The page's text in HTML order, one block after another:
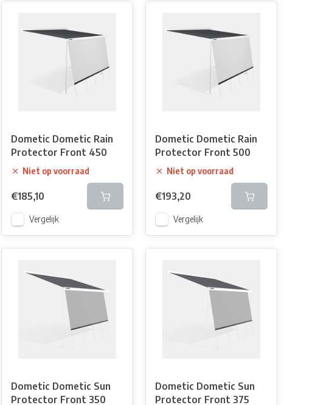
Dometic Dometic Rain
Protector Front 450
Niet op voorraad
€185,10
Vergelijk
Dometic Dometic Rain
Protector Front 500
Niet op voorraad
€193,20
Vergelijk
Dometic Dometic Sun
Protector Front 350
Dometic Dometic Sun
Protector Front 375